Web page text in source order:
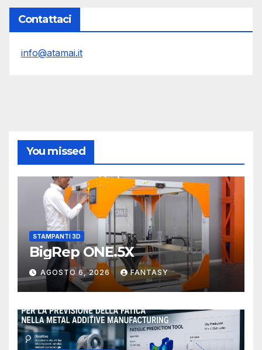
Contattaci
info@atamai.it
You missed
STAMPANTI 3D
BigRep ONE.5X
AGOSTO 6, 2026 FANTASY